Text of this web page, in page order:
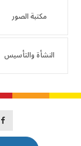
مكتبة الصور
النشأة والتأسيس